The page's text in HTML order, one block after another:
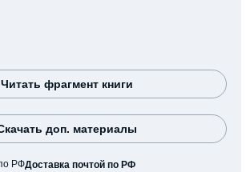
Читать фрагмент книги
доп. материалы
Доставка почтой по РФ